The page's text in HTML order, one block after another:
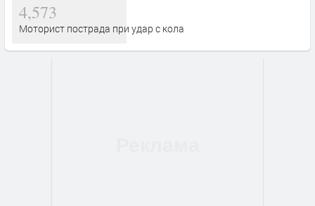
4,573
Моторист пострада при удар с кола